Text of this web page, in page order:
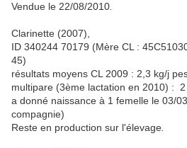
Vendue le 22/08/2010
Clarinette (2007),
ID 340244 70179 (Mère CL :
45)
résultats moyens CL 2009 : 2,3 kg/j
multipare (3ème lactation en 2010) :
a donné naissance à 1 femelle le 03/
compagnie)
Reste en production sur l'élevage